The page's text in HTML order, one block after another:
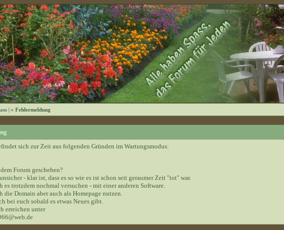
| » Fehlermeldung
sich zur Zeit aus folgenden Gründen im Wartungsmodus:
Forum geschehen?
- klar ist, dass es so wie es ist schon seit geraumer Zeit "tot" war.
es trotzdem nochmal versuchen - mit einer anderen Software.
die Domain aber auch als Homepage nutzen.
bei euch sobald es etwas Neues gibt.
erreichen unter